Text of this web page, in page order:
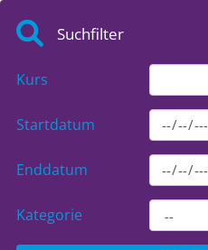
Suchfilter
Kurs
Startdatum
Enddatum
Kategorie